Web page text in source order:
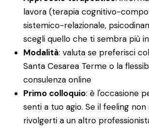
lavora (terapia cognitivo-
sistemico-relazionale,
scegli quello che ti sembra più
Modalità: valuta se preferisci
Santa Cesarea Terme o la
consulenza online
Primo colloquio: è l'occasione
senti a tuo agio. Se il feeling non
rivolgerti a un altro